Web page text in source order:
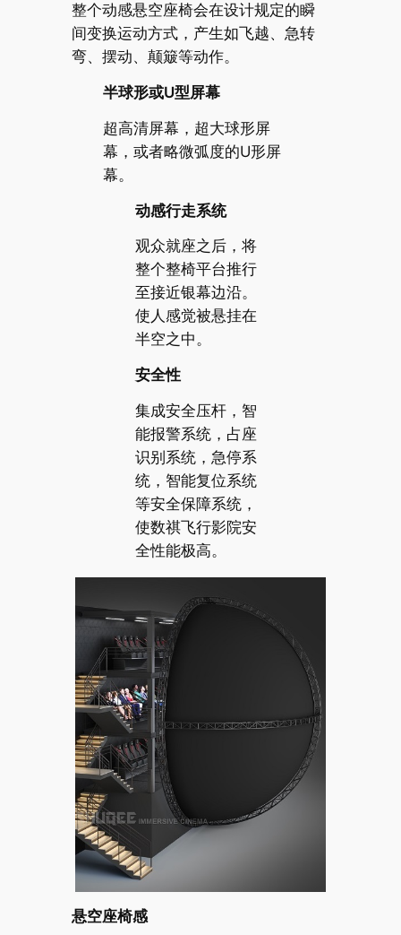
整个动感悬空座椅会在设计规定的瞬
间变换运动方式，产生如飞越、急转
弯、摆动、颠簸等动作。
半球形或U型屏幕
超高清屏幕，超大球形屏
幕，或者略微弧度的U形屏
幕。
动感行走系统
观众就座之后，将
整个整椅平台推行
至接近银幕边沿。
使人感觉被悬挂在
半空之中。
安全性
集成安全压杆，智
能报警系统，占座
识别系统，急停系
统，智能复位系统
等安全保障系统，
使数祺飞行影院安
全性能极高。
悬空座椅感